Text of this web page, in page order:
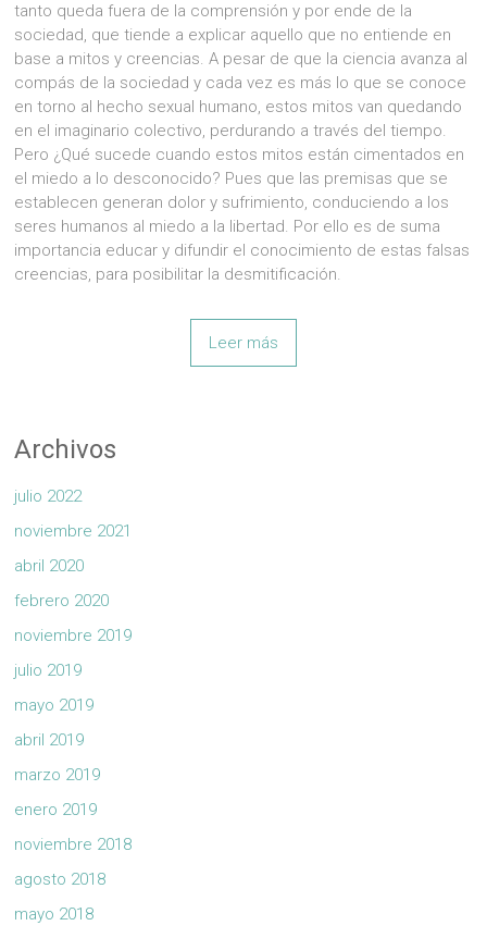
tanto queda fuera de la comprensión y por ende de la
sociedad, que tiende a explicar aquello que no entiende en
base a mitos y creencias. A pesar de que la ciencia avanza al
compás de la sociedad y cada vez es más lo que se conoce
en torno al hecho sexual humano, estos mitos van quedando
en el imaginario colectivo, perdurando a través del tiempo.
Pero ¿Qué sucede cuando estos mitos están cimentados en
el miedo a lo desconocido? Pues que las premisas que se
establecen generan dolor y sufrimiento, conduciendo a los
seres humanos al miedo a la libertad. Por ello es de suma
importancia educar y difundir el conocimiento de estas falsas
creencias, para posibilitar la desmitificación.
Leer más
Archivos
julio 2022
noviembre 2021
abril 2020
febrero 2020
noviembre 2019
julio 2019
mayo 2019
abril 2019
marzo 2019
enero 2019
noviembre 2018
agosto 2018
mayo 2018